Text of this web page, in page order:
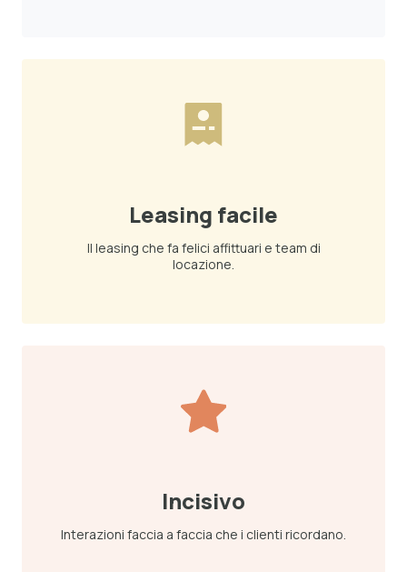
Leasing facile
Il leasing che fa felici affittuari e team di
locazione.
Incisivo
Interazioni faccia a faccia che i clienti ricordano.